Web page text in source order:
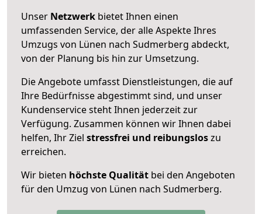
Unser Netzwerk bietet Ihnen einen
umfassenden Service, der alle Aspekte Ihres
Umzugs von Lünen nach Sudmerberg abdeckt,
von der Planung bis hin zur Umsetzung.
Die Angebote umfasst Dienstleistungen, die auf
Ihre Bedürfnisse abgestimmt sind, und unser
Kundenservice steht Ihnen jederzeit zur
Verfügung. Zusammen können wir Ihnen dabei
helfen, Ihr Ziel stressfrei und reibungsloszu
erreichen.
Wir bieten höchste Qualität bei den Angeboten
für den Umzug von Lünen nach Sudmerberg.